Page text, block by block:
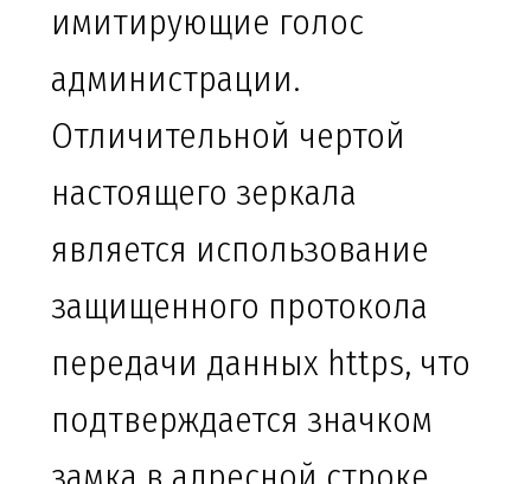
имитирующие голос
администрации.
Отличительной чертой
настоящего зеркала
является использование
защищенного протокола
передачи данных https, что
подтверждается значком